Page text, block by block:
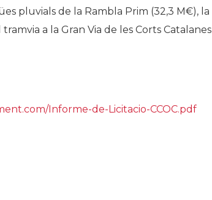
pluvials de la Rambla Prim (32,3 M€), la
a la Gran Via de les Corts Catalanes
Informe-de-Licitacio-CCOC.pdf